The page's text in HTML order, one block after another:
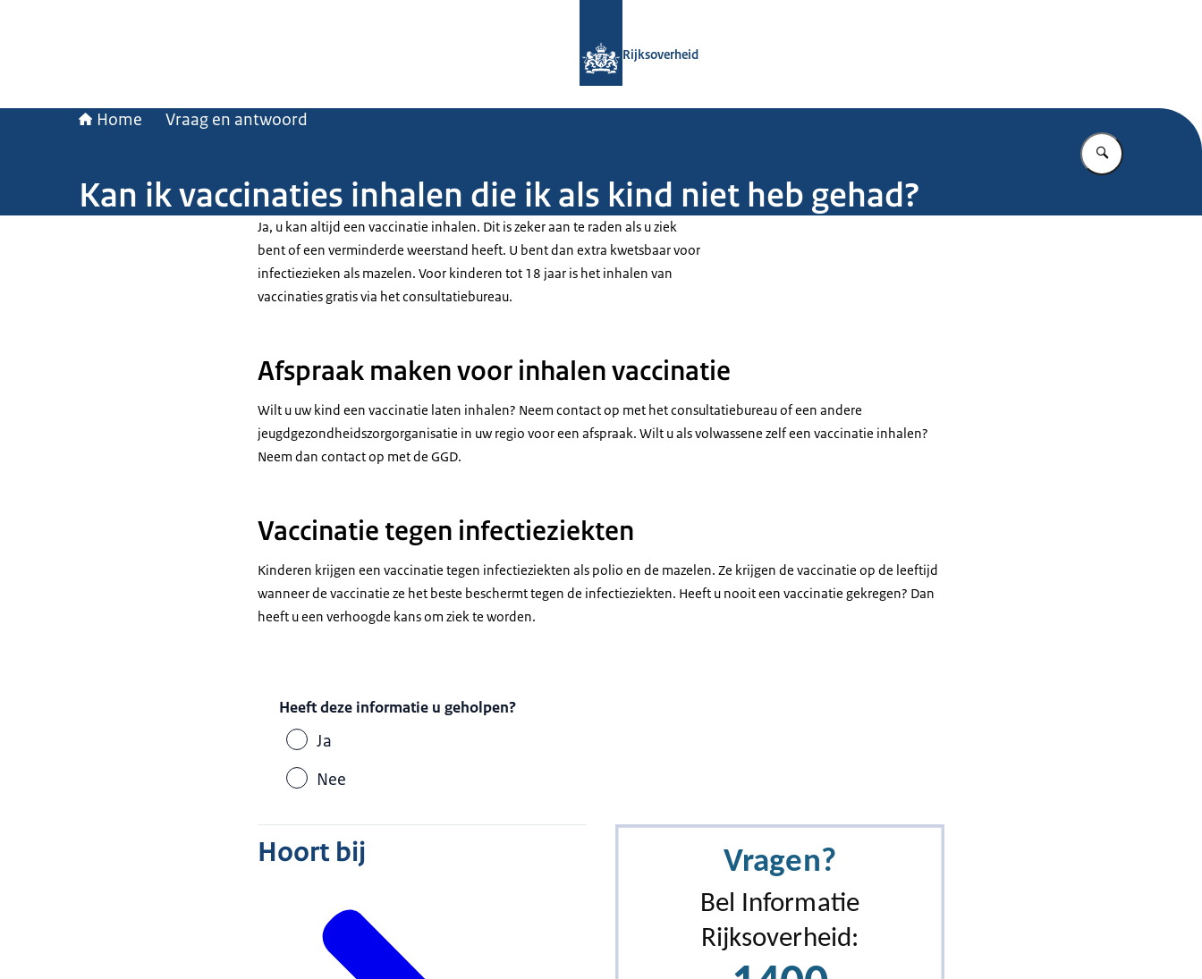
Rijksoverheid
Home Vraag en antwoord
Vul in wat u
Kan ik vaccinaties inhalen die ik als kind niet heb gehad?
Ja, u kan altijd een vaccinatie inhalen. Dit is zeker aan te raden als u ziek
bent of een verminderde weerstand heeft. U bent dan extra kwetsbaar voor
infectiezieken als mazelen. Voor kinderen tot 18 jaar is het inhalen van
vaccinaties gratis via het consultatiebureau.
Afspraak maken voor inhalen vaccinatie
Wilt u uw kind een vaccinatie laten inhalen? Neem contact op met het consultatiebureau of een andere
jeugdgezondheidszorgorganisatie in uw regio voor een afspraak. Wilt u als volwassene zelf een vaccinatie inhalen?
Neem dan contact op met de GGD.
Vaccinatie tegen infectieziekten
Kinderen krijgen een vaccinatie tegen infectieziekten als polio en de mazelen. Ze krijgen de vaccinatie op de leeftijd
wanneer de vaccinatie ze het beste beschermt tegen de infectieziekten. Heeft u nooit een vaccinatie gekregen? Dan
heeft u een verhoogde kans om ziek te worden.
Heeft deze informatie u geholpen?
Ja
Nee
Hoort bij